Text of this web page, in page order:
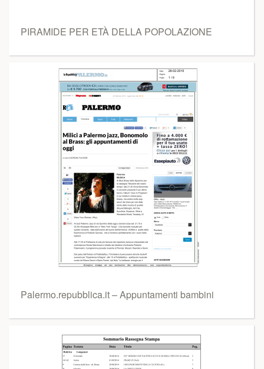
PIRAMIDE PER ETÀ DELLA POPOLAZIONE
Palermo.repubblica.it – Appuntamenti bambini